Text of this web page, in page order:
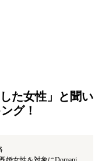
た女性」と聞い
グ！